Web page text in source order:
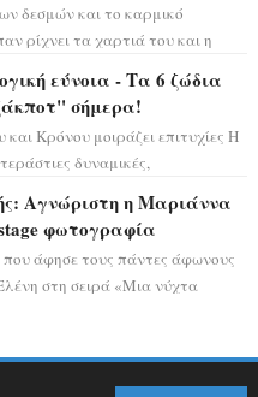
δεσμών και το καρμικό
ρίχνει τα χαρτιά του και η
εύνοια - Τα 6 ζώδια
σήμερα!
Κρόνου μοιράζει επιτυχίες Η
δυναμικές,
Αγνώριστη η Μαριάννα
φωτογραφία
άφησε τους πάντες άφωνους
στη σειρά «Μια νύχτα